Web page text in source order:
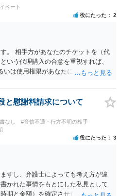
ベート
役にたった 2
。 相手方があなたのチケットを（代
いう代理購入の合意を重視すれば、
いは使用権限があなたにあり、チケッ
「相手方と一緒に行く」という合意
とができません。こちらを重視すれ
にチケットを引き渡すべきといえる
きとするのが当事者の合理的意思に
断に傾くことになると思います。 例
ある場合、交際を解消した2人が当日
という心理が働くことも無理からぬ
リア指定のアリーナ席であれば隣り
せんし、そのチケットが入手困難で
、判断は変わってくるかもしれませ
と慰謝料請求について
なし
#音信不通・行方不明の相手
役にたった 3
すし、弁護士によっても考え方が違
かれた事情をもとにした私見として
期と金額）を確定させた上で、淡々